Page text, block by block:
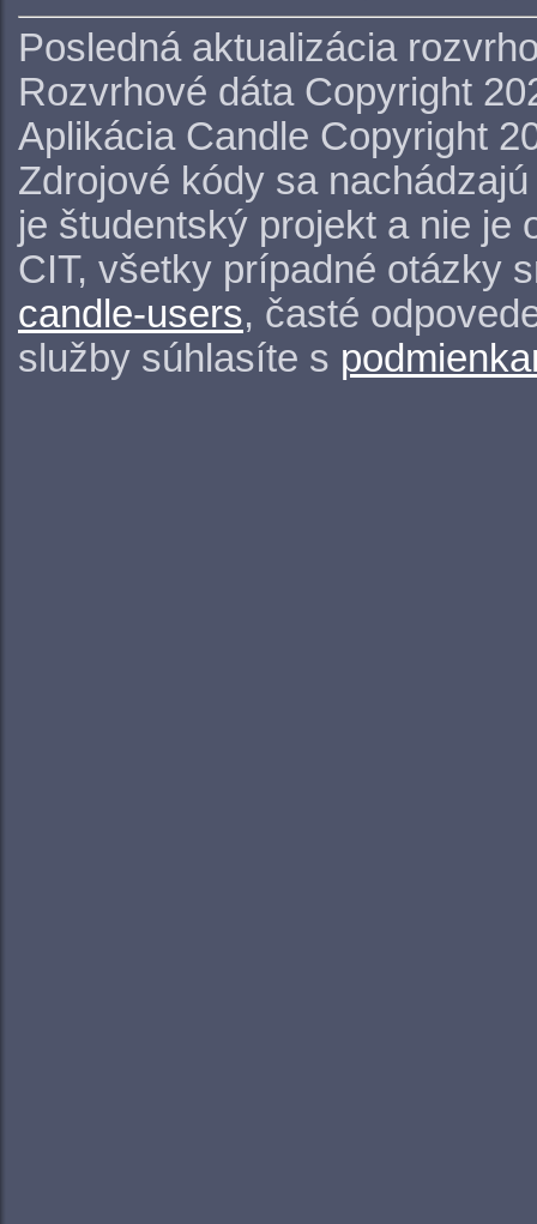
Posledná aktualizácia
Rozvrhové dáta Copyright
Aplikácia Candle Copyright
Zdrojové kódy sa
je študentský projekt a nie je
CIT, všetky prípadné otázky
candle-users, časté
služby súhlasíte s